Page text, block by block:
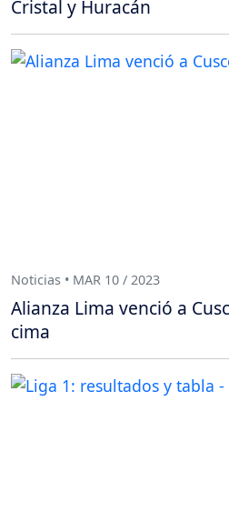
Cristal y Huracán
Noticias • MAR 10 / 2023
Alianza Lima venció a
cima